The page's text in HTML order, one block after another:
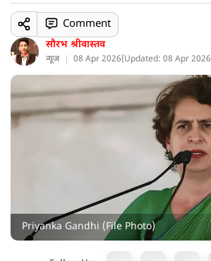
सौरभ श्रीवास्तव
न्यूज 08 Apr 2026(Updated: 08 Apr 2026
Comment
Priyanka Gandhi (File Photo)